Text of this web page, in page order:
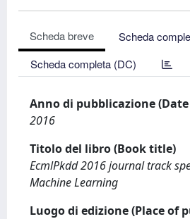
Scheda breve
Scheda
Scheda completa (DC)
Anno di pubblicazione
2016
Titolo del libro (Book title)
EcmlPkdd 2016 journal track
Machine Learning
Luogo di edizione (Place of